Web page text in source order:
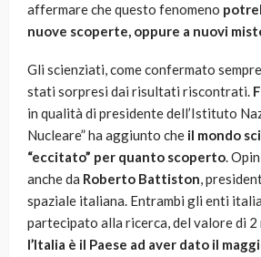
affermare che questo fenomeno
nuove scoperte, oppure a nuovi
Gli scienziati, come confermato
stati sorpresi dai risultati riscontrati.
in qualità di presidente dell’Istituto
Nucleare” ha aggiunto che il mondo
“eccitato” per quanto scoperto.
anche da Roberto Battiston,
spaziale italiana. Entrambi gli enti
partecipato alla ricerca, del valore di
l’Italia è il Paese ad aver dato il